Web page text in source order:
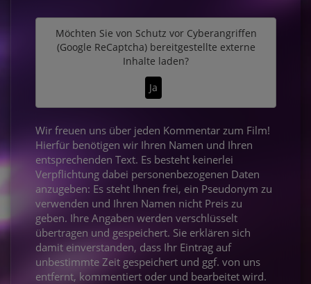
Möchten Sie von Schutz vor Cyberangriffen
(Google ReCaptcha)bereitgestellte externe
Inhalte laden?
Ja
Wir freuen uns über jeden Kommentar zum Film!
Hierfür benötigen wir Ihren Namen und Ihren
entsprechenden Text. Es besteht keinerlei
Verpflichtung dabei personenbezogenen Daten
anzugeben: Es steht Ihnen frei, ein Pseudonym zu
verwenden und Ihren Namen nicht Preis zu
geben. Ihre Angaben werden verschlüsselt
übertragen und gespeichert. Sie erklären sich
damit einverstanden, dass Ihr Eintrag auf
unbestimmte Zeit gespeichert und ggf. von uns
entfernt, kommentiert oder und bearbeitet wird.